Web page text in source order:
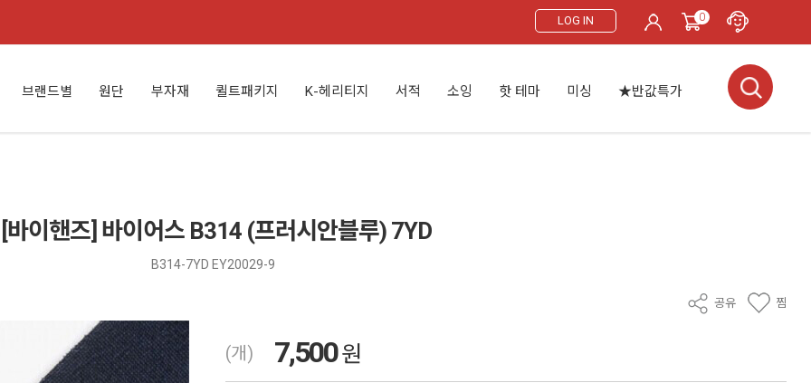
LOG IN 0
브랜드별 원단 부자재 퀼트패키지 K-헤리티지 서적 소잉 핫 테마 미싱 ★반값특가
[바이핸즈] 바이어스 B314 (프러시안블루) 7YD
B314-7YD EY20029-9
공유 찜
(개) 7,500원